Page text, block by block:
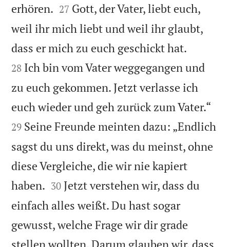
erhören. 

27 Gott, der Vater, liebt euch,
weil ihr mich liebt und weil ihr glaubt,
dass er mich zu euch geschickt hat.
28 Ich bin vom Vater weggegangen und
zu euch gekommen. Jetzt verlasse ich
euch wieder und geh zurück zum Vater.“
29 Seine Freunde meinten dazu: „Endlich
sagst du uns direkt, was du meinst, ohne
diese Vergleiche, die wir nie kapiert
haben. 

30 Jetzt verstehen wir, dass du
einfach alles weißt. Du hast sogar
gewusst, welche Frage wir dir grade